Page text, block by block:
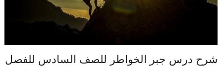
شرح درس جبر الخواطر للصف السادس للفصل